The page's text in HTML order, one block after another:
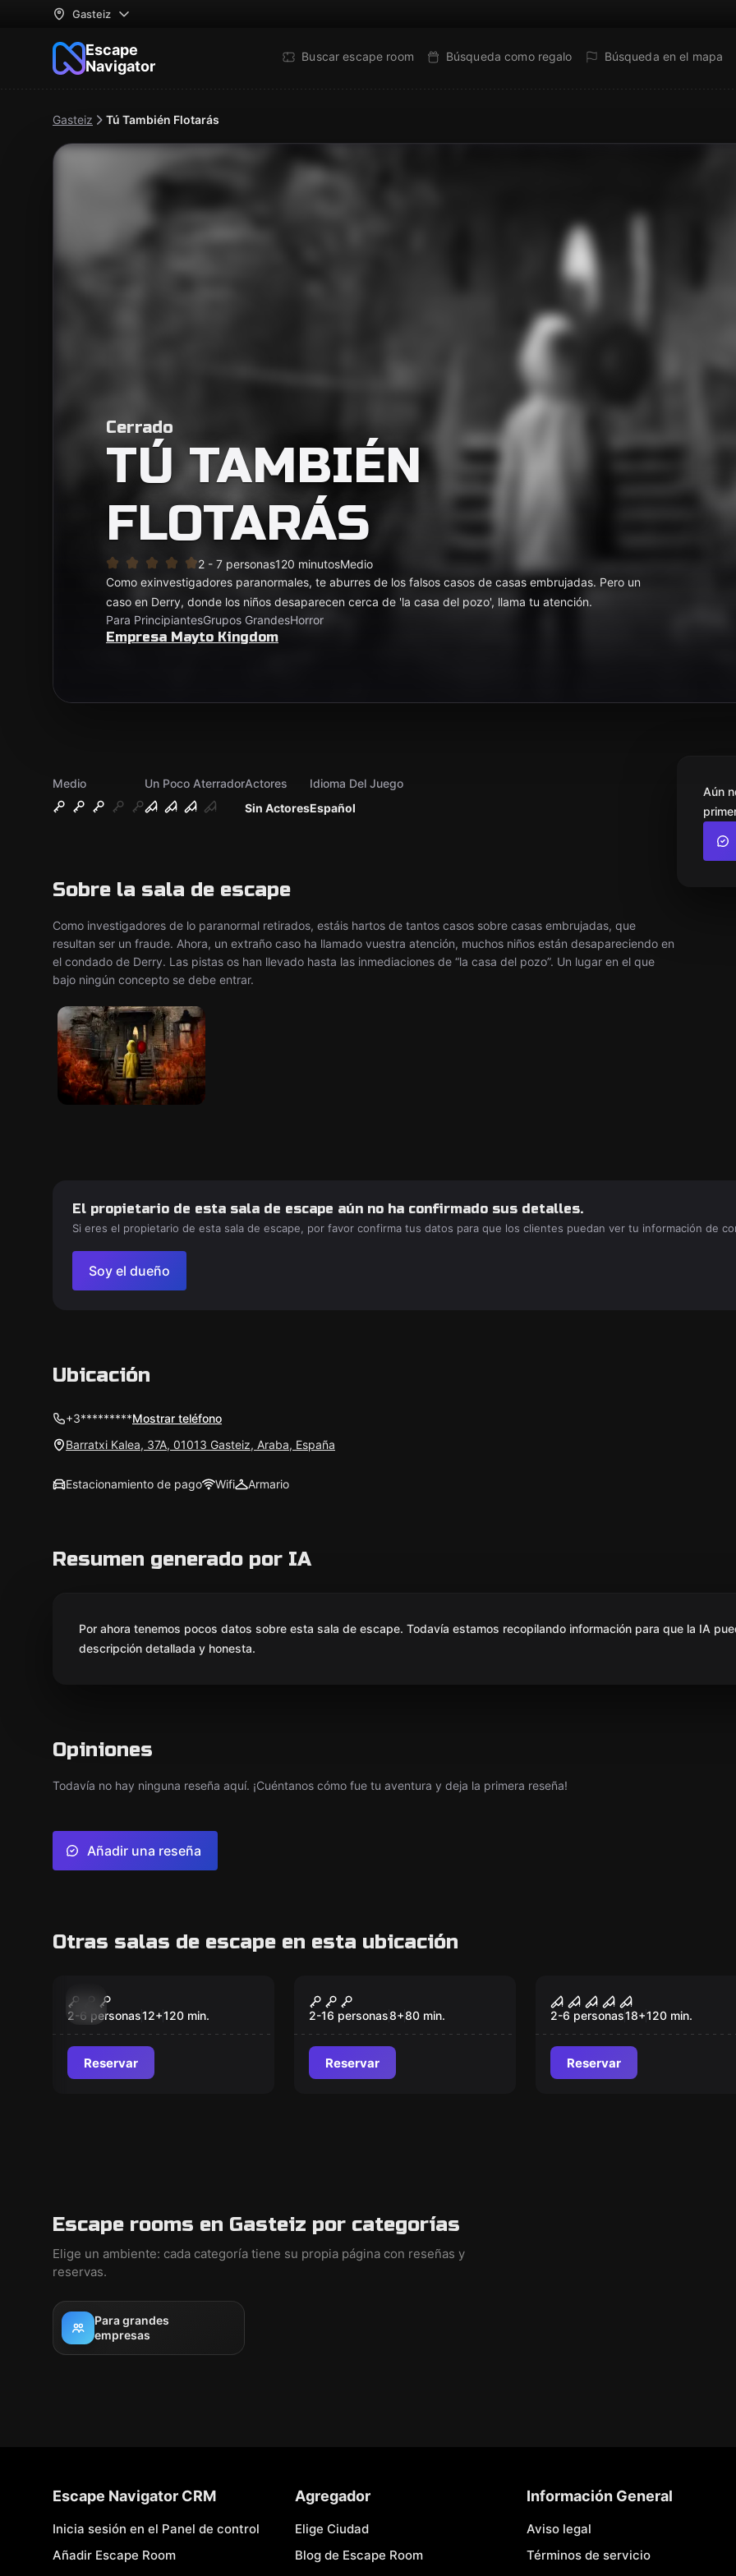
Gasteiz
Escape
Navigator
Buscar escape room Búsqueda como regalo Búsqueda en el mapa
Gasteiz Tú También Flotarás
Cerrado
TÚ TAMBIÉN
FLOTARÁS
2 - 7 personas120 minutosMedio
Como exinvestigadores paranormales, te aburres de los falsos casos de casas embrujadas. Pero un
caso en Derry, donde los niños desaparecen cerca de 'la casa del pozo', llama tu atención.
Para PrincipiantesGrupos GrandesHorror
Empresa Mayto Kingdom
Medio
Un Poco Aterrador
Sin Actores
Actores
Español
Idioma Del Juego
Sobre la sala de escape
Como investigadores de lo paranormal retirados, estáis hartos de tantos casos sobre casas embrujadas, que
resultan ser un fraude. Ahora, un extraño caso ha llamado vuestra atención, muchos niños están desapareciendo en
el condado de Derry. Las pistas os han llevado hasta las inmediaciones de “la casa del pozo”. Un lugar en el que
bajo ningún concepto se debe entrar.
Aún
El propietario de esta sala de escape aún no ha confirmado sus detalles.
Si eres el propietario de esta sala de escape, por favor confirma tus datos para que los clientes puedan ver tu información de
Soy el dueño
Ubicación
+3*********Mostrar teléfono
Barratxi Kalea, 37A, 01013 Gasteiz, Araba, España
Estacionamiento de pago Wifi Armario
Resumen generado por IA
Por ahora tenemos pocos datos sobre esta sala de escape. Todavía estamos recopilando información para que la IA
descripción detallada y honesta.
Opiniones
Todavía no hay ninguna reseña aquí. ¡Cuéntanos cómo fue tu aventura y deja la primera reseña!
Añadir una reseña
Otras salas de escape en esta ubicación
Una aventura de
leyenda
2-6 personas12+120 min.
Reservar
Nuevo
El Secreto de los
Magos
2-16 personas8+80 min.
Reservar
Nuevo
Tú también soñarás
2-6 personas18+120 min.
Reservar
Escape rooms en Gasteiz por categorías
Elige un ambiente: cada categoría tiene su propia página con reseñas y
reservas.
Para grandes
empresas
Escape Navigator CRM
Inicia sesión en el Panel de control
Añadir Escape Room
Agregador
Elige Ciudad
Blog de Escape Room
Información General
Aviso legal
Términos de servicio